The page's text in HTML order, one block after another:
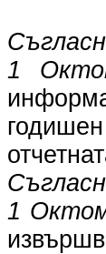
1
1